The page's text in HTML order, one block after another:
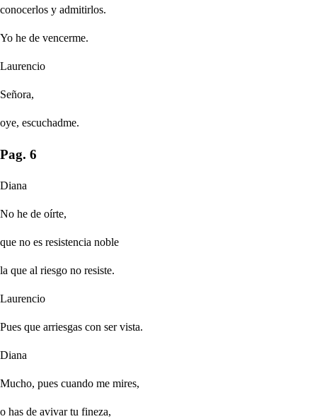
conocerlos y admitirlos.
Yo he de vencerme.
Laurencio
Señora,
oye, escuchadme.
Pag. 6
Diana
No he de oírte,
que no es resistencia noble
la que al riesgo no resiste.
Laurencio
Pues que arriesgas con ser vista.
Diana
Mucho, pues cuando me mires,
o has de avivar tu fineza,